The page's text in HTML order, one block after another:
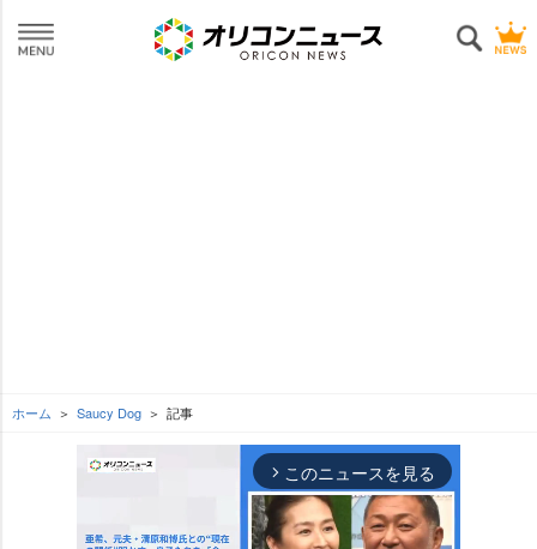
ホーム Saucy Dog 記事
arrow_forward_ios このニュースを見る